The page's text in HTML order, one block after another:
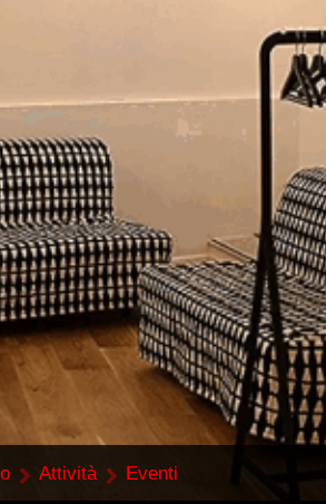
Attività Eventi